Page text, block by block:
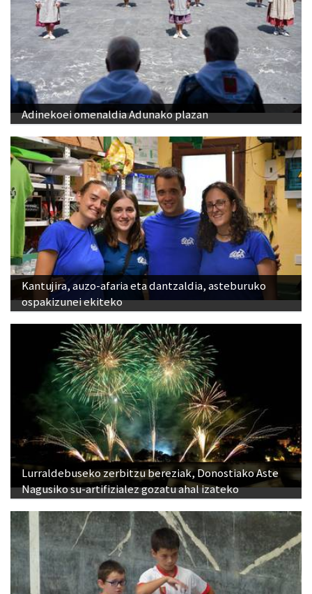
Adinekoei omenaldia Adunako plazan
Kantujira, auzo-afaria eta dantzaldia, asteburuko
ospakizunei ekiteko
Lurraldebuseko zerbitzu bereziak, Donostiako Aste
Nagusiko su-artifizialez gozatu ahal izateko